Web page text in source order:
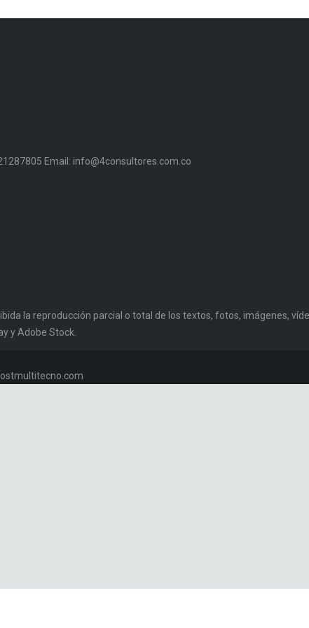
Email: info@4consultores.com.co
la reproducción parcial o total de los textos, fotos, imágenes,
y Adobe Stock.